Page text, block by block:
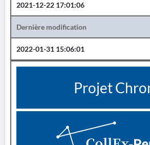
2021-12-22 17:01:06
Dernière modification
2022-01-31 15:06:01
Projet